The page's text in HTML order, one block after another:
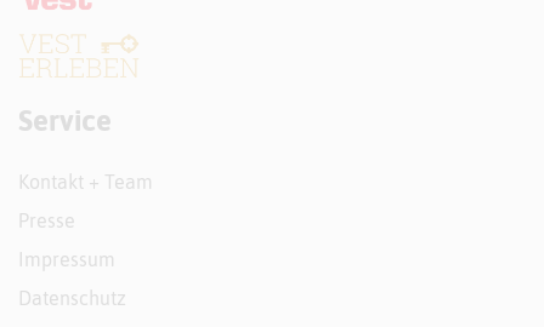
Service
Kontakt + Team
Presse
Impressum
Datenschutz